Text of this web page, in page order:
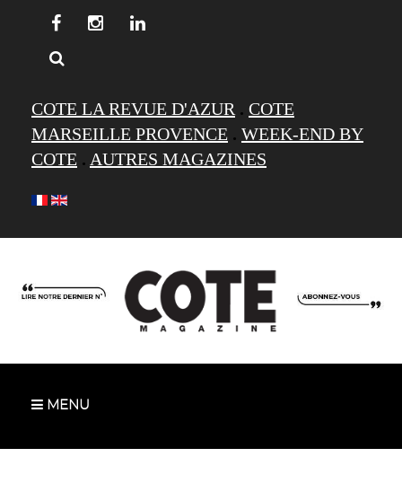
COTE LA REVUE D'AZUR . COTE
MARSEILLE PROVENCE . WEEK-END BY
COTE . AUTRES MAGAZINES
MENU